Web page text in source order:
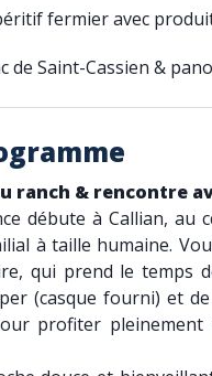
fermier avec
de Saint-Cassien &
ranch & rencontre
débute à Callian, au
à taille humaine.
qui prend le temps
(casque fourni) et
profiter